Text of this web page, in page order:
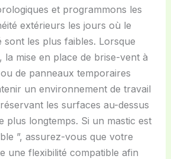
et programmons les
extérieurs les jours où le
sont les plus faibles. Lorsque
la mise en place de brise-vent à
de panneaux temporaires
un environnement de travail
les surfaces au-dessus
plus longtemps. Si un mastic est
”, assurez-vous que votre
une flexibilité compatible afin